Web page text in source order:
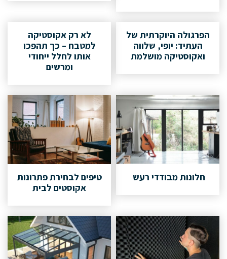
הפרגולה היוקרתית של
העתיד: יופי, שלווה
ואקוסטיקה מושלמת
לא רק אקוסטיקה
למטבח – כך תהפכו
אותו לחלל ייחודי
ומרשים
חלונות מבודדי רעש
טיפים לבחירת פתרונות
אקוסטים לבית